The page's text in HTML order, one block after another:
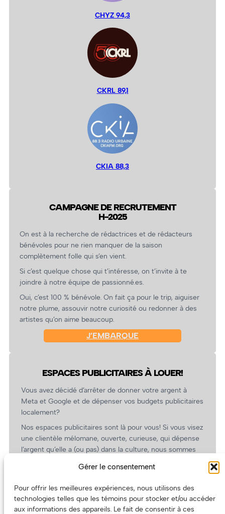
Gérer le consentement
Pour offrir les meilleures expériences, nous utilisons des
technologies telles que les témoins pour stocker et/ou accéder
aux informations des appareils. Le fait de consentir à ces
CHYZ 94,3
CKRL 89,1
CKIA 88,3
CAMPAGNE DE RECRUTEMENT
H-2025
On est à la recherche de rédactrices et de rédacteurs
bénévoles pour ne rien manquer de la saison
complètement folle qui s’en vient.
Si c’est quelque chose qui t’intéresse, on t’invite à te
joindre à notre équipe de passionné.es.
Oui, c’est 100 % bénévole. On fait ça pour le trip, aiguiser
notre plume, assouvir notre curiosité ou redonner à des
artistes qu’on aime beaucoup.
J’EMBARQUE
ESPACES PUBLICITAIRES À LOUER!
Vous avez décidé d’arrêter de donner votre argent à
Meta et Google et de dépenser vos budgets publicitaires
localement?
Nos espaces publicitaires sont là pour vous! Si vous visez
une clientèle mélomane, ouverte, curieuse, qui dépense
l’argent qu’elle a (ou pas) dans la culture, nous sommes
revient.
(Oui, on va avoir des tarifs spéciaux pour vous, les